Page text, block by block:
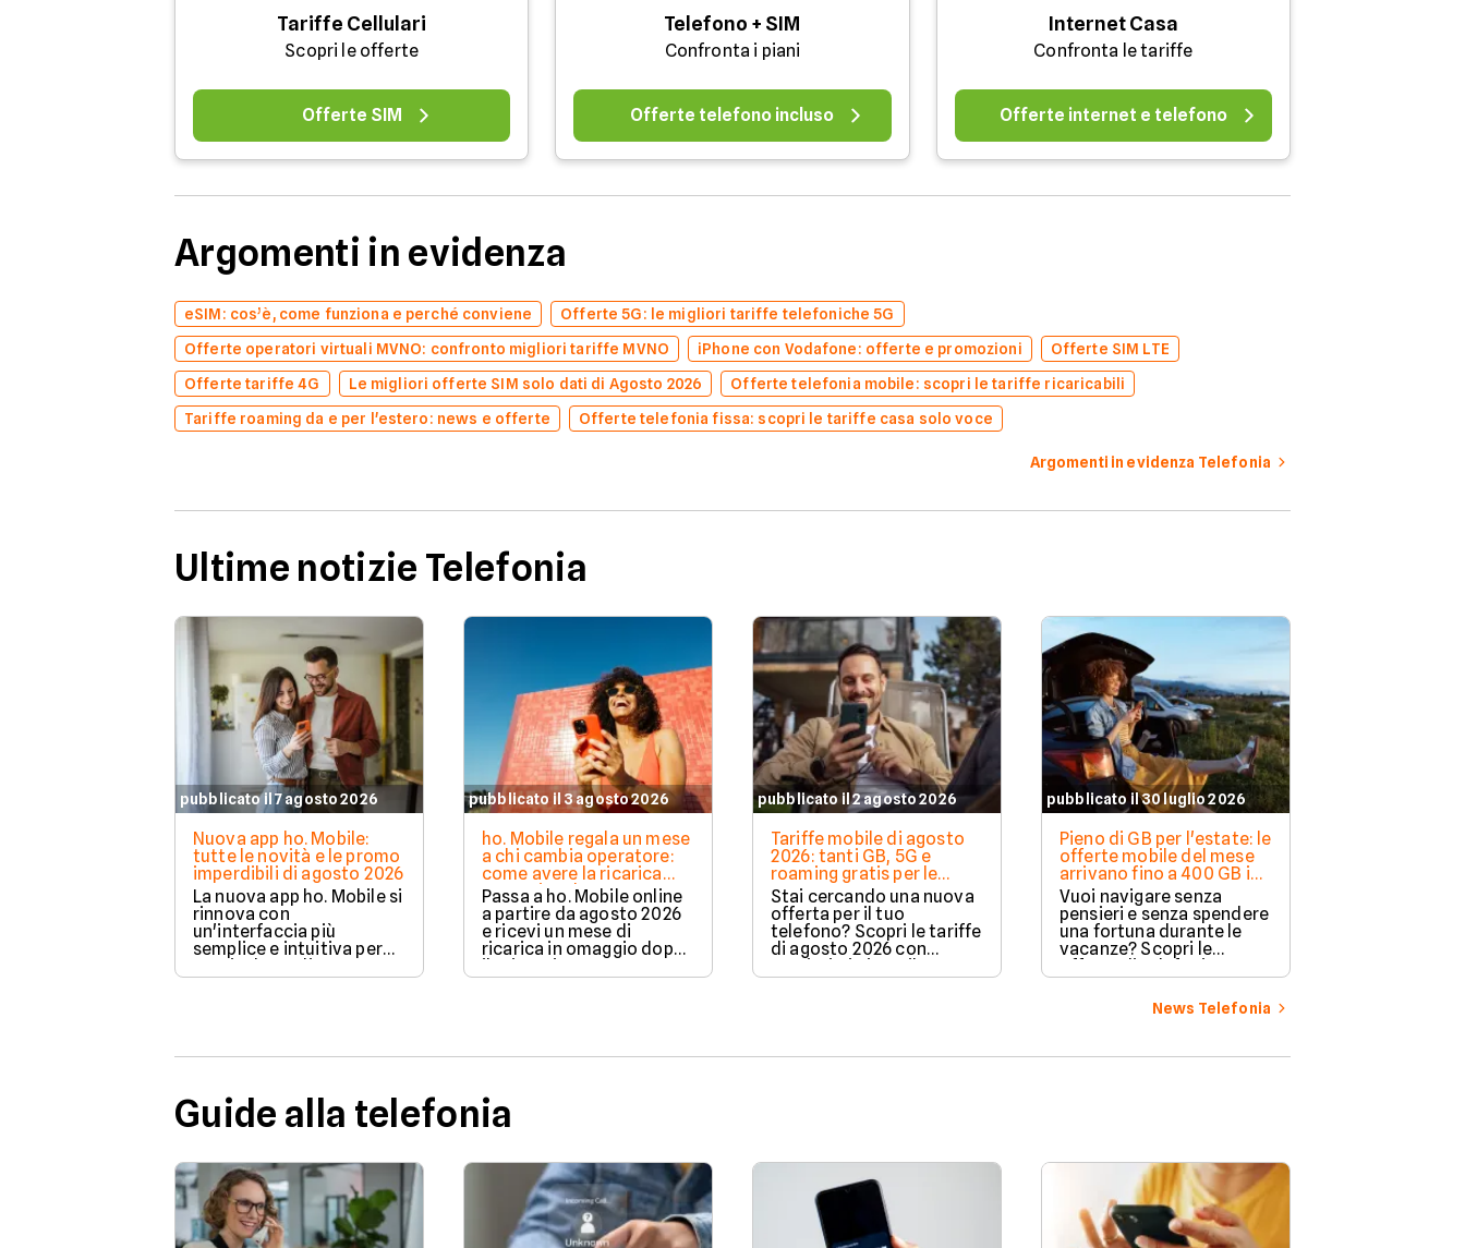
Tariffe Cellulari
Scopri le offerte
Offerte SIM
Telefono + SIM
Confronta i piani
Offerte telefono incluso
Internet Casa
Confronta le tariffe
Offerte internet e telefono
Argomenti in evidenza
eSIM: cos’è, come funziona e perché conviene
Offerte 5G: le migliori tariffe telefoniche 5G
Offerte operatori virtuali MVNO: confronto migliori tariffe MVNO
iPhone con Vodafone: offerte e promozioni
Offerte SIM LTE
Offerte tariffe 4G
Le migliori offerte SIM solo dati di Agosto 2026
Offerte telefonia mobile: scopri le tariffe ricaricabili
Tariffe roaming da e per l'estero: news e offerte
Offerte telefonia fissa: scopri le tariffe casa solo voce
Argomenti in evidenza Telefonia
Ultime notizie Telefonia
pubblicato il 7 agosto 2026
Nuova app ho. Mobile:
tutte le novità e le promo
imperdibili di agosto 2026
La nuova app ho. Mobile si
rinnova con
un'interfaccia più
semplice e intuitiva per
gestire la tua linea
telefonica in totale
rendendo la gestione del
pubblicato il 3 agosto 2026
ho. Mobile regala un mese
a chi cambia operatore:
come avere la ricarica
omaggio ad agosto 2026
Passa a ho. Mobile online
a partire da agosto 2026
e ricevi un mese di
ricarica in omaggio dopo
il primo rinnovo. La
promozione è valida per
secondo mese in modo
pubblicato il 2 agosto 2026
Tariffe mobile di agosto
2026: tanti GB, 5G e
roaming gratis per le
vacanze
Stai cercando una nuova
offerta per il tuo
telefono? Scopri le tariffe
di agosto 2026 con
tantissimi giga e il 5G
incluso.
pubblicato il 30 luglio 2026
Pieno di GB per l'estate: le
offerte mobile del mese
arrivano fino a 400 GB in
5G
Vuoi navigare senza
pensieri e senza spendere
una fortuna durante le
vacanze? Scopri le
offerte di telefonia
mobile per l'estate 2026,
con tantissimi Giga in 5G,
prezzi bassi e attivazione
operatore.
News Telefonia
Guide alla telefonia